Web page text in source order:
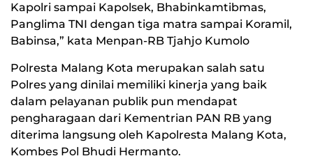
Kapolri sampai Kapolsek, Bhabinkamtibmas,
Panglima TNI dengan tiga matra sampai Koramil,
Babinsa,” kata Menpan-RB Tjahjo Kumolo
Polresta Malang Kota merupakan salah satu
Polres yang dinilai memiliki kinerja yang baik
dalam pelayanan publik pun mendapat
pengharagaan dari Kementrian PAN RB yang
diterima langsung oleh Kapolresta Malang Kota,
Kombes Pol Bhudi Hermanto.